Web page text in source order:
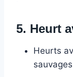
5. Heurt
Heurts
sauvages